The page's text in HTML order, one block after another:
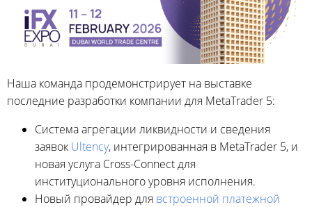
Наша команда продемонстрирует на выставке
последние разработки компании для MetaTrader 5:
Система агрегации ликвидности и сведения
заявок Ultency, интегрированная в MetaTrader 5, и
новая услуга Cross-Connect для
институционального уровня исполнения.
Новый провайдер для встроенной платежной